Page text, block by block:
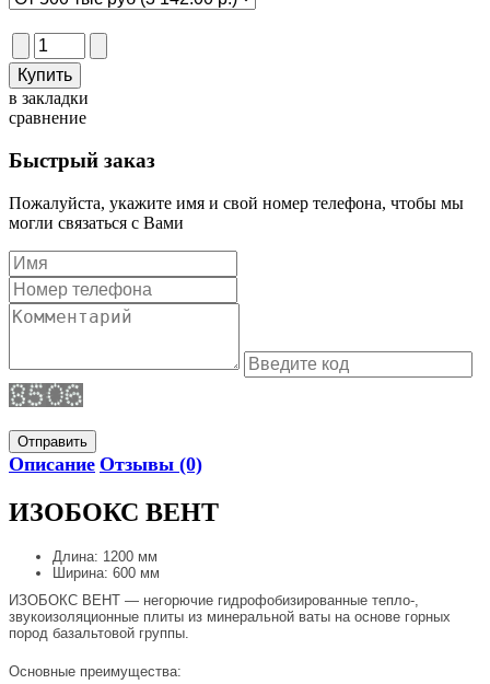
в закладки
сравнение
Быстрый заказ
Пожалуйста, укажите имя и свой номер телефона, чтобы мы
могли связаться с Вами
Отправить
Описание Отзывы (0)
ИЗОБОКС ВЕНТ
Длина: 1200 мм
Ширина: 600 мм
ИЗОБОКС ВЕНТ — негорючие гидрофобизированные тепло-,
звукоизоляционные плиты из минеральной ваты на основе горных
пород базальтовой группы.
Основные преимущества: